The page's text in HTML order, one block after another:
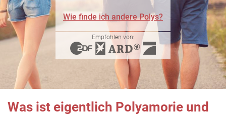
Wie finde ich andere Polys?
Empfohlen von:
Was ist eigentlich Polyamorie und